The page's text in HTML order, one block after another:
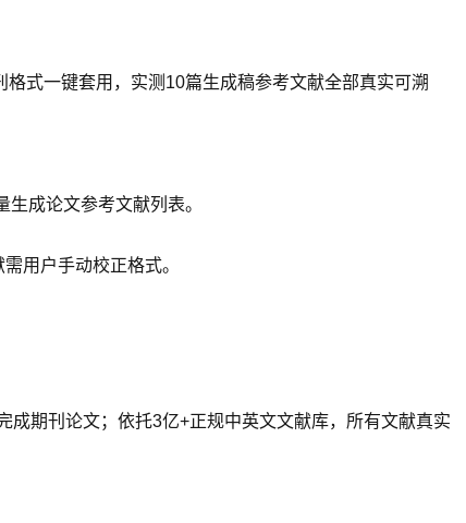
式一键套用，实测10篇生成稿参考文献全部真实可溯
成论文参考文献列表。
用户手动校正格式。
成期刊论文；依托3亿+正规中英文文献库，所有文献真实